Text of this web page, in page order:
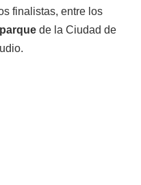
finalistas, entre los
de la Ciudad de